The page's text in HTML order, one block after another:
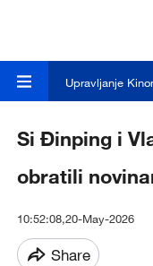
Upravljanje
Si Đinping i
obratili
10:52:08,20-May-2026
Share